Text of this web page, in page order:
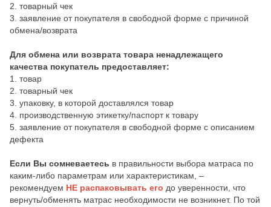
2. товарный чек
3. заявление от покупателя в свободной форме с причиной
обмена/возврата
Для обмена или возврата товара ненадлежащего
качества покупатель предоставляет:
1. товар
2. товарный чек
3. упаковку, в которой доставлялся товар
4. производственную этикетку/паспорт к товару
5. заявление от покупателя в свободной форме с описанием
дефекта
Если Вы сомневаетесь в правильности выбора матраса по
каким-либо параметрам или характеристикам, –
рекомендуем НЕ распаковывать его до уверенности, что
вернуть/обменять матрас необходимости не возникнет. По той